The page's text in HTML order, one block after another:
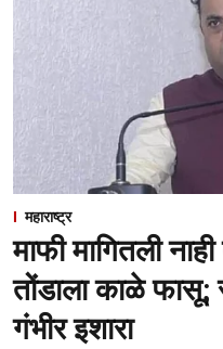
महाराष्ट्र
माफी मागितली
तोंडाला काळे फासू;
गंभीर इशारा